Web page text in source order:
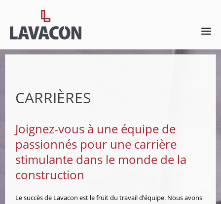
CARRIÈRES
Joignez-vous à une équipe de
passionnés pour une carrière
stimulante dans le monde de la
construction
Le succès de Lavacon est le fruit du travail d’équipe. Nous avons